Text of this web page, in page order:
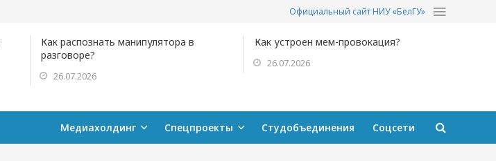
Официальный сайт НИУ «БелГУ»
Как распознать манипулятора в
разговоре?
26.07.2026
Как устроен мем-провокация?
26.07.2026
Медиахолдинг Спецпроекты Студобъединения Соцсети